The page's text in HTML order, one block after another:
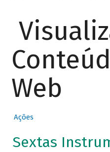
Web
Ações
Sextas